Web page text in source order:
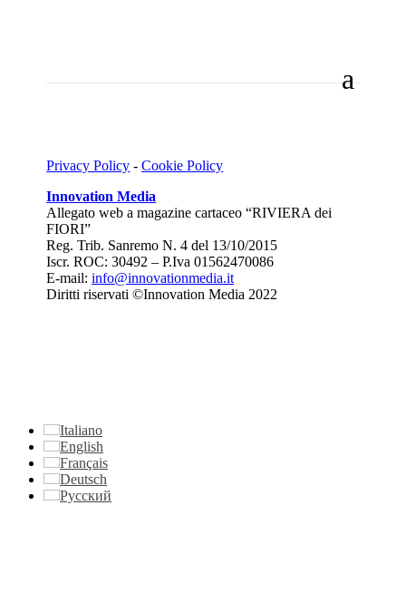
Privacy Policy -Cookie Policy
Innovation Media
Allegato web a magazine cartaceo “RIVIERA dei
FIORI”
Reg. Trib. SanremoN. 4 del 13/10/2015
Iscr. ROC: 30492 –P.Iva 01562470086
E-mail:info@innovationmedia.it
Diritti riservati ©Innovation Media 2022
Italiano
English
Français
Deutsch
Русский